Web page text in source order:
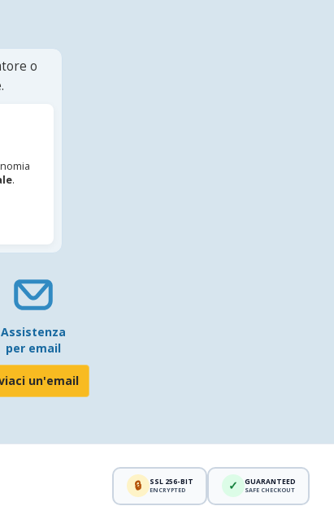
o
.
Assistenza
per email
un'email
🔒 SSL 256-BIT
ENCRYPTED ✓ GUARANTEED
SAFE CHECKOUT